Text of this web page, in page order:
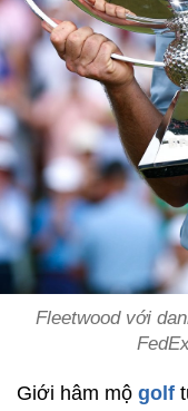
Fleetwood với
Giới hâm mộ golf